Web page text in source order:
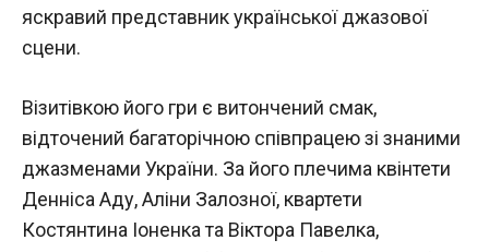
яскравий представник української джазової
сцени.
Візитівкою його гри є витончений смак,
відточений багаторічною співпрацею зі знаними
джазменами України. За його плечима квінтети
Денніса Аду, Аліни Залозної, квартети
Костянтина Іоненка та Віктора Павелка,